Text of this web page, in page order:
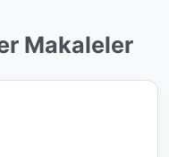
Makaleler